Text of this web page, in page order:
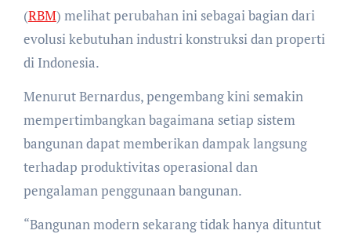
(RBM) melihat perubahan ini sebagai bagian dari
evolusi kebutuhan industri konstruksi dan properti
di Indonesia.
Menurut Bernardus, pengembang kini semakin
mempertimbangkan bagaimana setiap sistem
bangunan dapat memberikan dampak langsung
terhadap produktivitas operasional dan
pengalaman penggunaan bangunan.
“Bangunan modern sekarang tidak hanya dituntut